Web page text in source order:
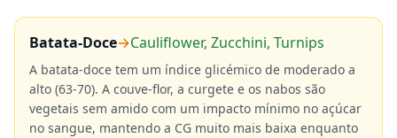
Batata-Doce→Cauliflower, Zucchini, Turnips
A batata-doce tem um índice glicémico de moderado a
alto (63-70). A couve-flor, a curgete e os nabos são
vegetais sem amido com um impacto mínimo no açúcar
no sangue, mantendo a CG muito mais baixa enquanto